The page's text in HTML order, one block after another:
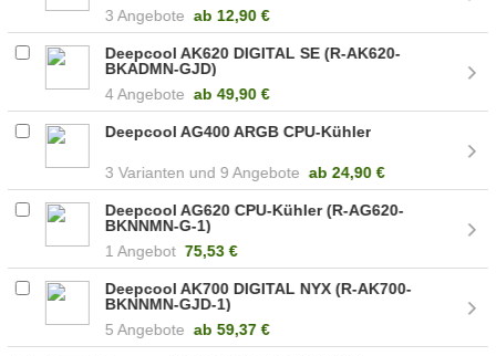
3 Angebote ab 12,90 €
Deepcool AK620 DIGITAL SE (R-AK620-
BKADMN-GJD)
4 Angebote ab49,90 €
Deepcool AG400 ARGB CPU-Kühler
3 9 Angebote ab 24,90 €
Deepcool AG620 CPU-Kühler (R-AG620-
BKNNMN-G-1)
1 Angebot 75,53 €
Deepcool AK700 DIGITAL NYX (R-AK700-
BKNNMN-GJD-1)
5 Angebote ab 59,37 €